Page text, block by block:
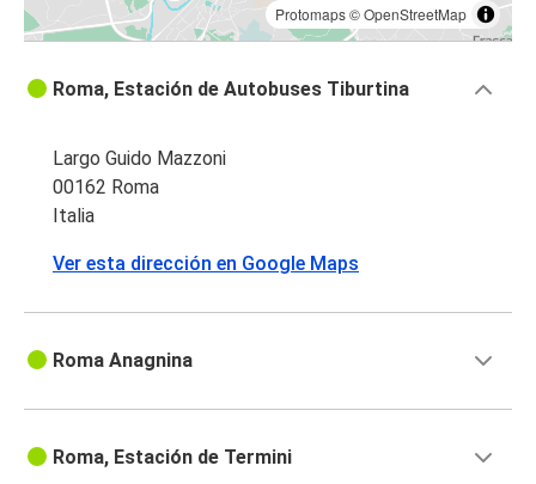
Protomaps©OpenStreetMap
Roma, Estación de Autobuses Tiburtina
Largo Guido Mazzoni
00162 Roma
Italia
Ver esta dirección en Google Maps
Roma Anagnina
Roma, Estación de Termini